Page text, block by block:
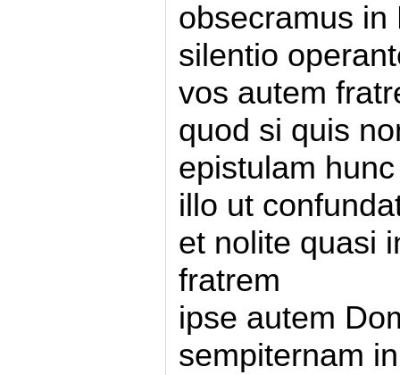
obsecramus in
silentio
vos autem
quod si quis
epistulam
illo ut
et nolite quasi
fratrem
ipse autem
sempiternam